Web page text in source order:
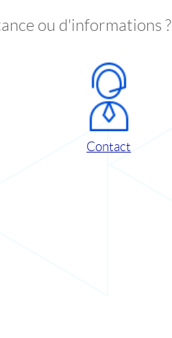
ou d'informations ?
Contact